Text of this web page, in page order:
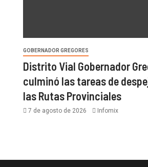
GOBERNADOR GREGORES
Distrito Vial Gobernador
culminó las tareas de
las Rutas Provinciales
7 de agosto de 2026 Infomix